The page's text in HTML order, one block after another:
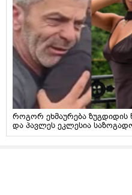
როგორ ეხმაურება ზუგდიდის
და პავლეს ეკლესია